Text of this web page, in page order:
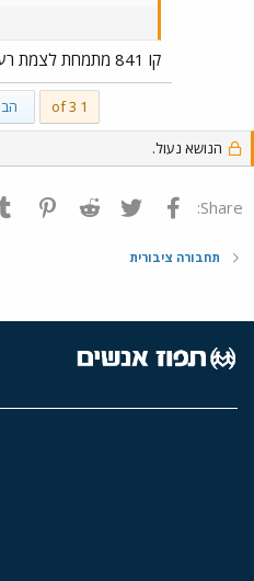
קו 841 מתמחת לצמת רעננה ב00:00
1 of 3
הנושא נעול.
Share: פייסבוק Twitter
Reddit
תחבורה ציבורית